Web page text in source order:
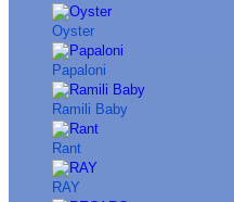
Oyster
Papaloni
Ramili Baby
Rant
RAY